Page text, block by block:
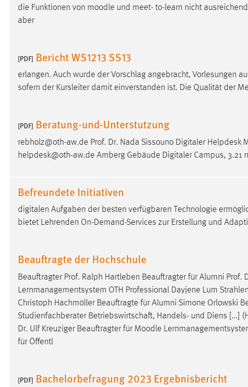
die Funktionen von moodle und meet- to-learn nicht
aber
[PDF] Bericht WS1213 SS13
erlangen. Auch wurde der Vorschlag angebracht, Vorlesungen
sofern der Kursleiter damit einverstanden ist. Die Qualität der
[PDF] Beratung-und-Unterstutzung
rebholz@oth-aw.de Prof. Dr. Nada Sissouno Digitaler Helpdesk
helpdesk@oth-aw.de Amberg Gebäude Digitaler Campus, 3.21
Befreundete Initiativen
digitalen Aufgaben der besten verfügbaren Technologie
bietet Lehrenden On-Demand-Services zur Erstellung und
Beauftragte der Hochschule
Beauftragter Prof. Ralph Hartleben Beauftragter für Alumni Prof.
Lernmanagementsystem OTH Professional Dayjene Lum
Christoph Hachmöller Beauftragte für Alumni Simone Orlowski
Studienfachberater Betriebswirtschaft, Handels- und Diens [...]
Dr. Ulf Kreuziger Beauftragter für Moodle
für Öffentl
[PDF] Bachelorbefragung 2023 Ergebnisbericht
Anbieter: Google Ireland Limited
Zweck: Conversion-Tracking
Cookie Laufzeit: 3 Monate
Facebook Pixel
Name: _fbp
Anbieter:
Cookie Laufzeit: 3 Monate
Um Inhalte von Videoplattformen und Social Media
Plattformen anzeigen zu können, werden von diesen
externen Medien Cookies gesetzt.
YouTube
Vimeo